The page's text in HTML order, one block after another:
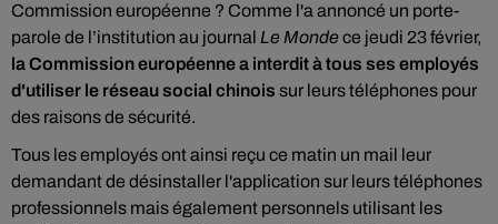
Commission européenne ? Comme l'a annoncé un porte-
parole de l’institution au journal Le Mondece jeudi 23 février,
la Commission européenne a interdit à tous ses employés
d'utiliser le réseau social chinois sur leurs téléphones pour
des raisons de sécurité.
Tous les employés ont ainsi reçu ce matin un mail leur
demandant de désinstaller l'application sur leurs téléphones
professionnels mais également personnels utilisant les